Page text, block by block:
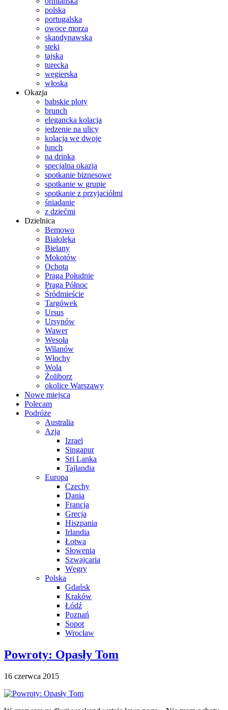
polska
portugalska
owoce morza
skandynawska
steki
tajska
turecka
węgierska
włoska
Okazja
babskie ploty
brunch
elegancka kolacja
jedzenie na ulicy
kolacja we dwoje
lunch
na drinka
specjalna okazja
spotkanie biznesowe
spotkanie w grupie
spotkanie z przyjaciółmi
śniadanie
z dziećmi
Dzielnica
Bemowo
Białolęka
Bielany
Mokotów
Ochota
Praga Południe
Praga Północ
Śródmieście
Targówek
Ursus
Ursynów
Wawer
Wesoła
Wilanów
Włochy
Wola
Żoliborz
okolice Warszawy
Nowe miejsca
Polecam
Podróże
Australia
Azja
Izrael
Singapur
Sri Lanka
Tajlandia
Europa
Czechy
Dania
Francja
Grecja
Hiszpania
Irlandia
Łotwa
Słowenia
Szwajcaria
Węgry
Polska
Gdańsk
Kraków
Łódź
Poznań
Sopot
Wrocław
Powroty: Opasły Tom
16 czerwca 2015